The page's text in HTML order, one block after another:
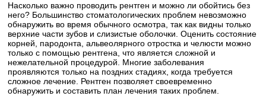
Насколько важно проводить рентген и можно ли обойтись без
него? Большинство стоматологических проблем невозможно
обнаружить во время обычного осмотра, так как видны только
верхние части зубов и слизистые оболочки. Оценить состояние
корней, пародонта, альвеолярного отростка и челюсти можно
только с помощью рентгена, что является сложной и
нежелательной процедурой. Многие заболевания
проявляются только на поздних стадиях, когда требуется
сложное лечение. Рентген позволяет своевременно
обнаружить и составить план лечения таких проблем.